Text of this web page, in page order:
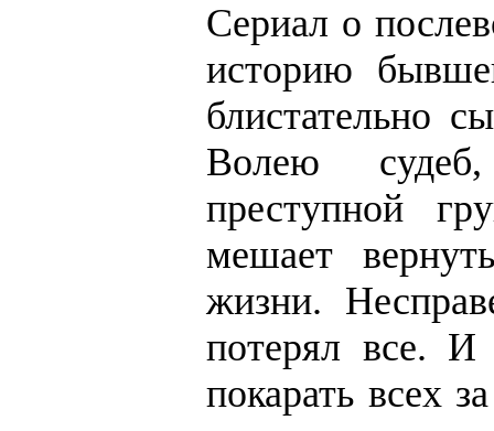
Сериал о
историю
блистательно
Волею
преступной
мешает
жизни.
потерял все.
покарать всех